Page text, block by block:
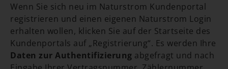
Wenn Sie sich neu im Naturstrom Kundenportal
registrieren und einen eigenen Naturstrom Login
erhalten wollen, klicken Sie auf der Startseite des
Kundenportals auf „Registrierung“. Es werden Ihre
Daten zur Authentifizierung abgefragt und nach